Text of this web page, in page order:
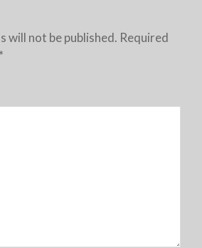
will not be published. Required
*